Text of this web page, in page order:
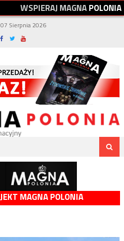
WSPIERAJMAGNAPOLONIA
Sierpnia 2026
MAGNA POLONIA